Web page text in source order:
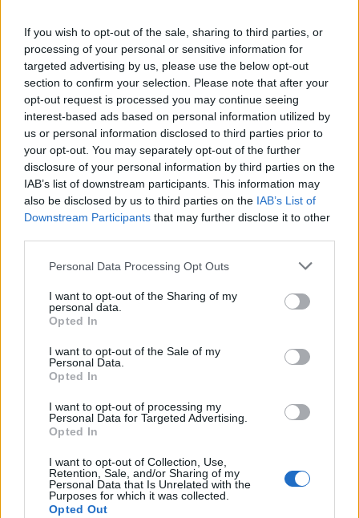
If you wish to opt-out of the sale, sharing to third parties, or
processing of your personal or sensitive information for
targeted advertising by us, please use the below opt-out
section to confirm your selection. Please note that after your
opt-out request is processed you may continue seeing
interest-based ads based on personal information utilized by
us or personal information disclosed to third parties prior to
your opt-out. You may separately opt-out of the further
disclosure of your personal information by third parties on the
IAB’s list of downstream participants. This information may
also be disclosed by us to third parties on the IAB’s List of
Downstream Participants that may further disclose it to other
Personal Data Processing Opt Outs
I want to opt-out of the Sharing of my
personal data.
Opted In
I want to opt-out of the Sale of my
Personal Data.
Opted In
I want to opt-out of processing my
Personal Data for Targeted Advertising.
Opted In
I want to opt-out of Collection, Use,
Retention, Sale, and/or Sharing of my
Personal Data that Is Unrelated with the
Purposes for which it was collected.
Opted Out
Παρέχεται διαμονή και ημιδιατροφή
Ανταγωνιστικό πακέτο αποδοχών αναλόγως προσόντων
Aσφαλιστική κάλυψη
Ευχάριστο και σύγχρονο περιβάλλον εργασία
Θέσεις εργασίας
Όλες οι Θέσεις Εργασίας
Θέσεις Εργασίας ανά Ειδικότητα
Θέσεις Εργασίας ανά Εταιρεία